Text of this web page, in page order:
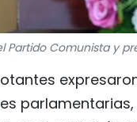
Partido Comunista y